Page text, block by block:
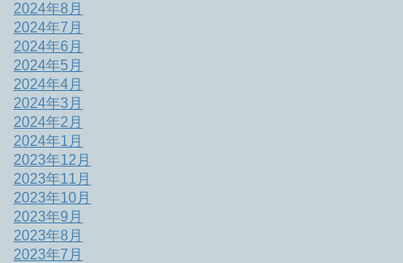
2024年8月
2024年7月
2024年6月
2024年5月
2024年4月
2024年3月
2024年2月
2024年1月
2023年12月
2023年11月
2023年10月
2023年9月
2023年8月
2023年7月